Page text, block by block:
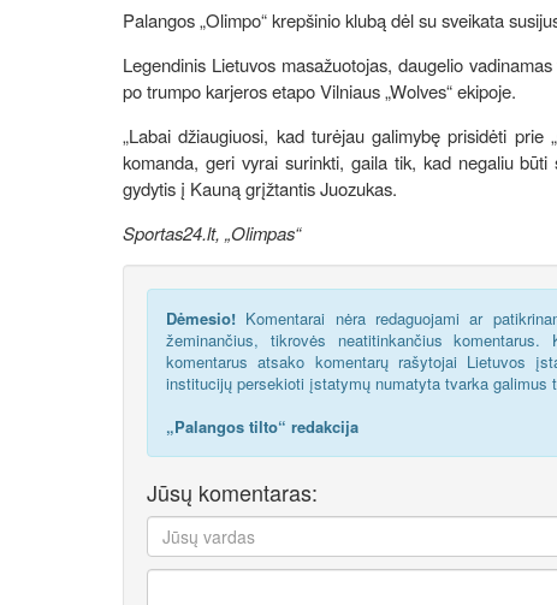
Palangos „Olimpo“ krepšinio klubą dėl su sveikata
Legendinis Lietuvos masažuotojas, daugelio
po trumpo karjeros etapo Vilniaus „Wolves“ ekipoje.
„Labai džiaugiuosi, kad turėjau galimybę prisidėti
komanda, geri vyrai surinkti, gaila tik, kad negaliu
gydytis į Kauną grįžtantis Juozukas.
Sportas24.lt, „Olimpas“
Dėmesio! Komentarai nėra redaguojami ar
žeminančius, tikrovės neatitinkančius
komentarus atsako komentarų rašytojai Lietuvos
institucijų persekioti įstatymų numatyta tvarka galimus
„Palangos tilto“ redakcija
Jūsų komentaras: